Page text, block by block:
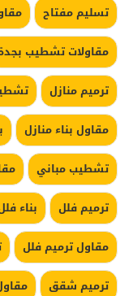
تسليم مفتاح
مقاولات تشطيب
ترميم منازل
مقاول بناء منازل
تشطيب مباني
ترميم فلل
بناء
مقاول ترميم فلل
ترميم شقق